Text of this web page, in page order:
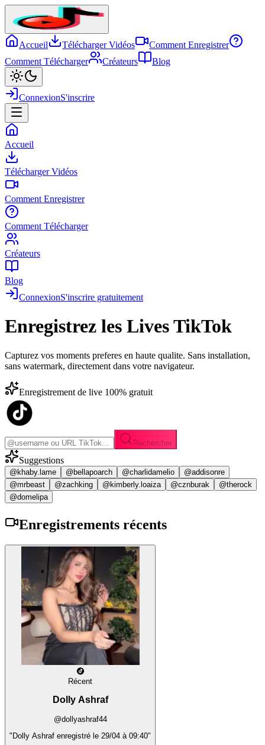
Accueil Télécharger Vidéos
Comment Enregistrer
Comment Télécharger
Créateurs Blog
ConnexionS'inscrire
Accueil
Télécharger Vidéos
Comment Enregistrer
Comment Télécharger
Créateurs
Blog
ConnexionS'inscrire gratuitement
Enregistrez les Lives TikTok
Capturez vos moments preferes en haute qualite. Sans installation,
sans watermark, directement dans votre navigateur.
Enregistrement de live 100% gratuit
Rechercher
Suggestions
@khaby.lame @bellapoarch @charlidamelio
@addisonre
@mrbeast
@zachking @kimberly.loaiza @cznburak
@therock
@domelipa
Enregistrements récents
Récent
Dolly Ashraf
@dollyashraf44
"Dolly Ashraf enregistré le 29/04 à 09:40"